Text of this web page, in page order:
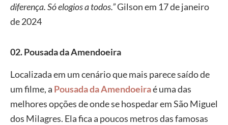
diferença. Só elogios a todos.”Gilson em 17 de janeiro
de 2024
02. Pousada da Amendoeira
Localizada em um cenário que mais parece saído de
um filme, a Pousada da Amendoeiraé uma das
melhores opções de onde se hospedar em São Miguel
dos Milagres. Ela fica a poucos metros das famosas